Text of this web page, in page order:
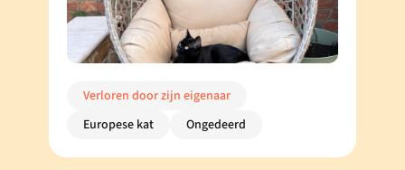
Verloren door zijn eigenaar
Europese kat
Ongedeerd